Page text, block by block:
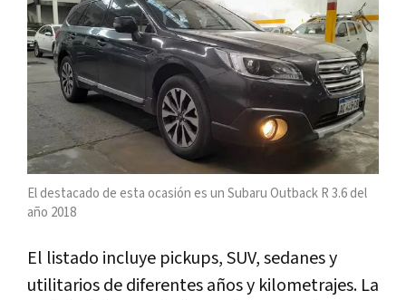
El destacado de esta ocasión es un Subaru Outback R 3.6 del
año 2018
El listado incluye pickups, SUV, sedanes y
utilitarios de diferentes años y kilometrajes. La